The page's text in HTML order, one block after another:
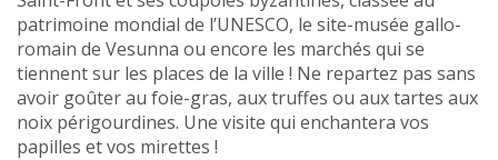
patrimoine mondial de l’UNESCO, le site-musée gallo-
romain de Vesunna ou encore les marchés qui se
tiennent sur les places de la ville ! Ne repartez pas sans
avoir goûter au foie-gras, aux truffes ou aux tartes aux
noix périgourdines. Une visite qui enchantera vos
papilles et vos mirettes !